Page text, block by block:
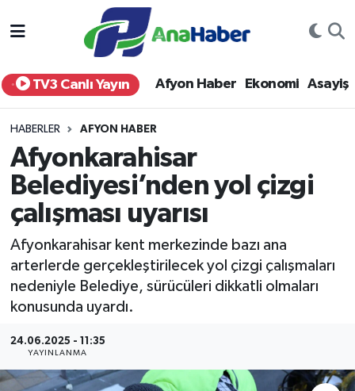
TV3 Canlı Yayın Afyon Haber Ekonomi Asayiş
HABERLER AFYON HABER
Afyonkarahisar
Belediyesi’nden yol çizgi
çalışması uyarısı
Afyonkarahisar kent merkezinde bazı ana
arterlerde gerçekleştirilecek yol çizgi çalışmaları
nedeniyle Belediye, sürücüleri dikkatli olmaları
konusunda uyardı.
24.06.2025 - 11:35
YAYINLANMA
Yurt Haber
Afyon Haber
Siyaset
Spor
Eğitim
Sağlık
Teknoloji
Kültür - Sanat
Afyonkarahisar Nöbetçi Eczaneler
Afyonkarahisar Hava Durumu
Afyonkarahisar Trafik Yoğunluk Haritası
Süper Lig Puan Durumu ve Fikstür
Tüm Manşetler
Son Dakika Haberleri
Haber Arşivi